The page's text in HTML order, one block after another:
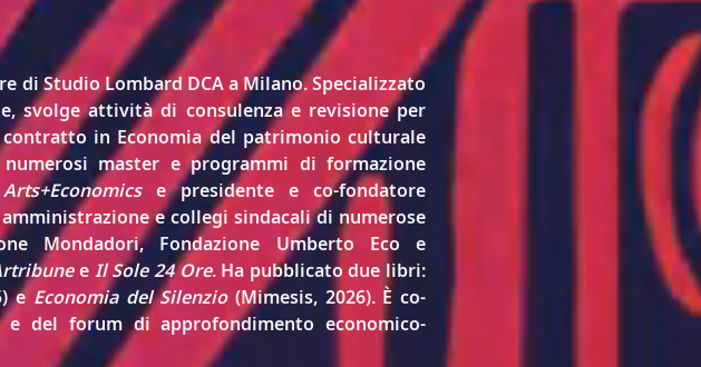
di Studio Lombard DCA a Milano. Specializzato
svolge attività di consulenza e revisione per
in Economia del patrimonio culturale
master e programmi di formazione
e presidente e co-fondatore
e collegi sindacali di numerose
Mondadori, Fondazione Umberto Eco e
e Il Sole 24 Ore
e Economia del Silenzio (Mimesis, 2026). È co-
del forum di approfondimento economico-